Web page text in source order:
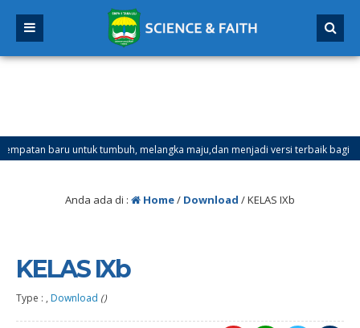
baru untuk tumbuh, melangka maju,dan menjadi versi terbaik bagi
Ganjil Mulai Tanggal 21 Desember 2025 sd Tanggal 4 Januari 2026
Anda ada di : Home/ Download /KELAS IXb
KELAS IXb
Type : , Download ()